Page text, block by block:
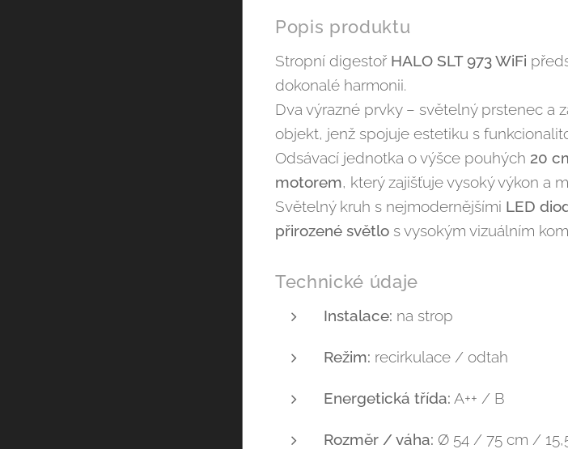
Popis produktu
Stropní digestoř HALO SLT 973 WiFi
dokonalé harmonii.
Dva výrazné prvky – světelný prstenec a
objekt, jenž spojuje estetiku s
Odsávací jednotka o výšce pouhých 20
motorem, který zajišťuje vysoký výkon a
Světelný kruh s nejmodernějšími LED
přirozené světlo s vysokým vizuálním
Technické údaje
Instalace: na strop
Režim: recirkulace / odtah
Energetická třída: A++ / B
Rozměr / váha: Ø 54 / 75 cm /